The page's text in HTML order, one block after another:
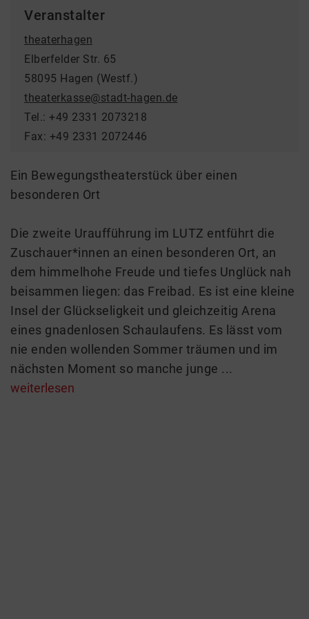
Veranstalter
theaterhagen
Elberfelder Str. 65
58095 Hagen (Westf.)
theaterkasse@stadt-hagen.de
Tel.: +49 2331 2073218
Fax: +49 2331 2072446
Ein Bewegungstheaterstück über einen
besonderen Ort
Die zweite Uraufführung im LUTZ entführt die
Zuschauer*innen an einen besonderen Ort, an
dem himmelhohe Freude und tiefes Unglück nah
beisammen liegen: das Freibad. Es ist eine kleine
Insel der Glückseligkeit und gleichzeitig Arena
eines gnadenlosen Schaulaufens. Es lässt vom
nie enden wollenden Sommer träumen und im
nächsten Moment so manche junge ...
weiterlesen